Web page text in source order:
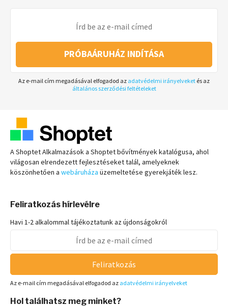
PRÓBAÁRUHÁZ INDÍTÁSA
Az e-mail cím megadásával elfogadod az adatvédelmi irányelveket és az
általános szerződési feltételeket
A Shoptet Alkalmazások a Shoptet bővítmények katalógusa, ahol
világosan elrendezett fejlesztéseket talál, amelyeknek
köszönhetően a webáruháza üzemeltetése gyerekjáték lesz.
Feliratkozás hírlevélre
Havi 1-2 alkalommal tájékoztatunk az újdonságokról
Feliratkozás
Az e-mail cím megadásával elfogadod az adatvédelmi irányelveket
Hol találhatsz meg minket?